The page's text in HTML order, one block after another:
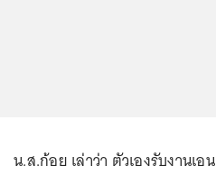
น.ส.ก้อย เล่าว่า ตัวเองรับงานเ